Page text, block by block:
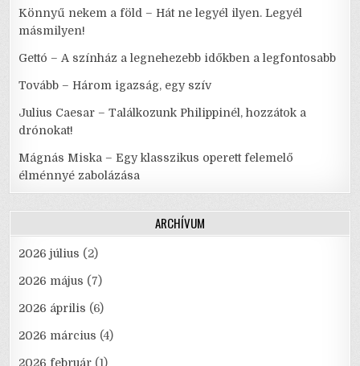
Könnyű nekem a föld – Hát ne legyél ilyen. Legyél
másmilyen!
Gettó – A színház a legnehezebb időkben a legfontosabb
Tovább – Három igazság, egy szív
Julius Caesar – Találkozunk Philippinél, hozzátok a
drónokat!
Mágnás Miska – Egy klasszikus operett felemelő
élménnyé zabolázása
ARCHÍVUM
2026 július (2)
2026 május (7)
2026 április (6)
2026 március (4)
2026 február (1)